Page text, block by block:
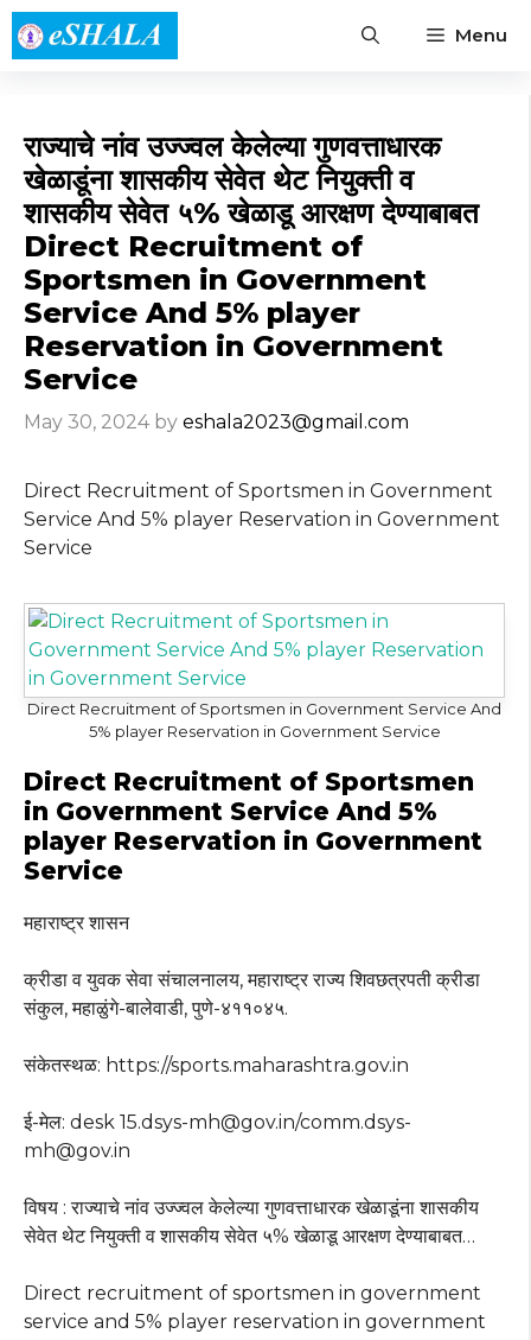
Skip
to
Menu
राज्याचे नांव उज्ज्वल केलेल्या गुणवत्ताधारक
खेळाडूंना शासकीय सेवेत थेट नियुक्ती व
शासकीय सेवेत ५% खेळाडू आरक्षण देण्याबाबत
Direct Recruitment of
Sportsmen in Government
Service And 5% player
Reservation in Government
Service
May 30, 2024 by eshala2023@gmail.com
Direct Recruitment of Sportsmen in Government
Service And 5% player Reservation in Government
Service
Direct Recruitment of Sportsmen in Government Service And
5% player Reservation in Government Service
Direct Recruitment of Sportsmen
in Government Service And 5%
player Reservation in Government
Service
महाराष्ट्र शासन
क्रीडा व युवक सेवा संचालनालय, महाराष्ट्र राज्य शिवछत्रपती क्रीडा
संकुल, महाळुंगे-बालेवाडी, पुणे-४११०४५.
संकेतस्थळ: https://sports.maharashtra.gov.in
ई-मेल: desk 15.dsys-mh@gov.in/comm.dsys-
mh@gov.in
विषय : राज्याचे नांव उज्ज्वल केलेल्या गुणवत्ताधारक खेळाडूंना शासकीय
सेवेत थेट नियुक्ती व शासकीय सेवेत ५% खेळाडू आरक्षण देण्याबाबत…
Direct recruitment of sportsmen in government
service and 5% player reservation in government